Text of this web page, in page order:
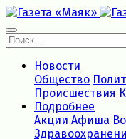
Новости
Общество
Происшествия
Подробнее
Акции Афиша